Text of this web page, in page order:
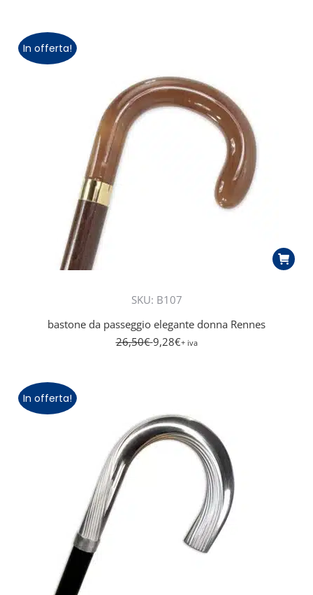
In offerta!
SKU: B107
bastone da passeggio elegante donna Rennes
26,50€ 9,28€+ iva
In offerta!